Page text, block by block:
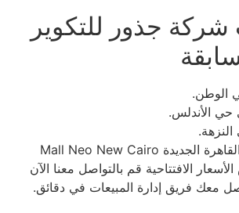
جذور للتكوير
الوطن.
الأندلس.
للحجز في مول نييو القاهرة الجديدة Mall Neo New Cairo
الافتتاحية قم بالتواصل معنا الآن
معك فريق إدارة المبيعات في دقائق.